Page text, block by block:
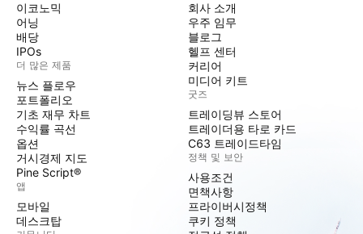
이코노믹
어닝
배당
IPOs
더 많은 제품
뉴스 플로우
포트폴리오
기초 재무 차트
수익률 곡선
옵션
거시경제 지도
Pine Script®
앱
모바일
데스크탑
회사 소개
우주 임무
블로그
헬프 센터
커리어
미디어 키트
굿즈
트레이딩뷰 스토어
트레이더용 타로 카드
C63 트레이드타임
정책 및 보안
사용조건
면책사항
프라이버시정책
쿠키 정책